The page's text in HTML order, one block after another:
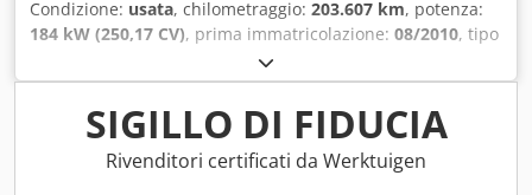
Condizione: usata, chilometraggio: 203.607 km, potenza:
184 kW (250,17 CV), prima immatricolazione: 08/2010, tipo
, peso a vuoto:
massimo di carico:2.587 kg, peso complessivo:11.990 kg,
dimensione degli pneumatici: 245 / 70 R 17,5 , prossima
ispezione (TÜV): 11/2026, cabina di guida:cabina corta
tipo di ingranaggio:automatico, classe di emissione:
SIGILLO DI FIDUCIA
Rivenditori certificati da Werktuigen